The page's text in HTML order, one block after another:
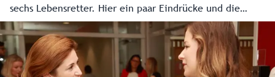
sechs Lebensretter. Hier ein paar Eindrücke und die
Stimmen vom festlichen Abend.